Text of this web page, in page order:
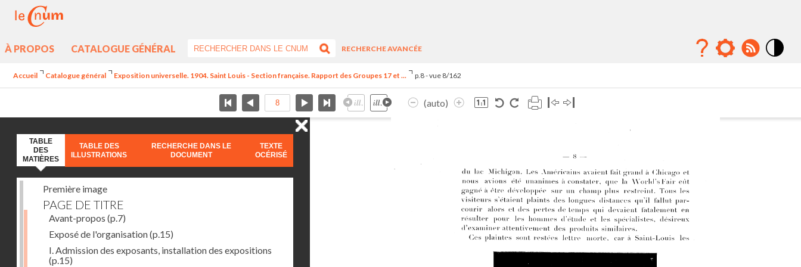
À PROPOS CATALOGUE GÉNÉRAL
RECHERCHE AVANCÉE
Accueil Catalogue général Exposition universelle. 1904. Saint Louis - Section française. Rapport des Groupes 17 et ... p.8 - vue 8/162
(auto)
TABLE
DES
MATIÈRES
TABLE DES
ILLUSTRATIONS
RECHERCHE DANS LE
DOCUMENT
TEXTE
OCÉRISÉ
Première image
PAGE DE TITRE
Avant-propos (p.7)
Exposé de l'organisation(p.15)
I. Admission des exposants, installation des expositions
(p.15)